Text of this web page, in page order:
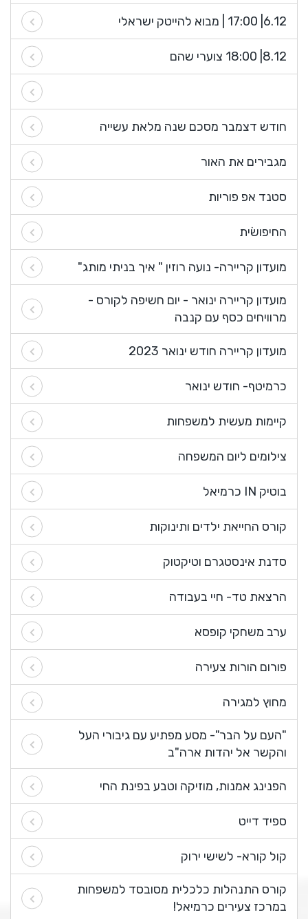
6.12| 17:00 | מבוא להייטק ישראלי
8.12| 18:00 צוערי שהם
חודש דצמבר מסכם שנה מלאת עשייה
מגבירים את האור
סטנד אפ פוריות
החיפושׂית
מועדון קריירה- נועה רוזין " איך בניתי מותג"
מועדון קריירה ינואר - יום חשיפה לקורס -
מרוויחים כסף עם קנבה
מועדון קריירה חודש ינואר 2023
כרמיטף- חודש ינואר
קיימות מעשית למשפחות
צילומים ליום המשפחה
בוטיק IN כרמיאל
קורס החייאת ילדים ותינוקות
סדנת אינסטגרם וטיקטוק
הרצאת טד- חיי בעבודה
ערב משחקי קופסא
פורום הורות צעירה
מחוץ למגירה
"העם על הבר"- מסע מפתיע עם גיבורי העל
והקשר אל יהדות ארה"ב
הפנינג אמנות, מוזיקה וטבע בפינת החי
ספיד דייט
קול קורא- לשישי ירוק
קורס התנהלות כלכלית מסובסד למשפחות
במרכז צעירים כרמיאל!